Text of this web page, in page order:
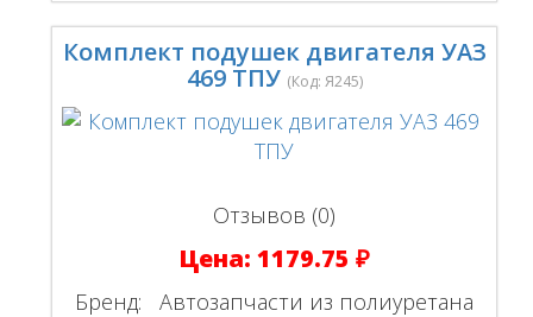
Комплект подушек двигателя УАЗ
469 ТПУ (Код: Я245)
Отзывов (0)
Цена:1179.75 ₽
Бренд: Автозапчасти из полиуретана